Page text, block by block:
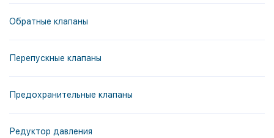
Обратные клапаны
Перепускные клапаны
Предохранительные клапаны
Редуктор давления